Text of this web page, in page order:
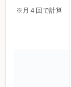
※月４回で計算